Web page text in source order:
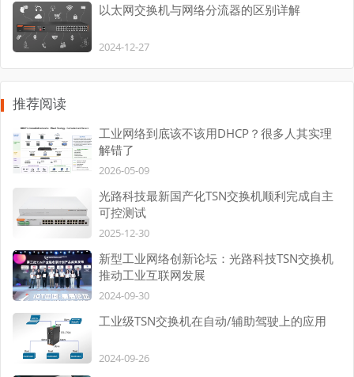
以太网交换机与网络分流器的区别详解
2024-12-27
推荐阅读
工业网络到底该不该用DHCP？很多人其实理
解错了
2026-05-09
光路科技最新国产化TSN交换机顺利完成自主
可控测试
2025-12-30
新型工业网络创新论坛：光路科技TSN交换机
推动工业互联网发展
2024-09-30
工业级TSN交换机在自动/辅助驾驶上的应用
2024-09-26